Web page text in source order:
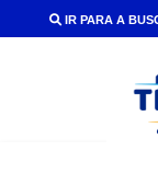
IR PARA A